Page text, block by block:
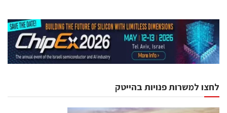
לחצו למשרות פנויות בהייטק